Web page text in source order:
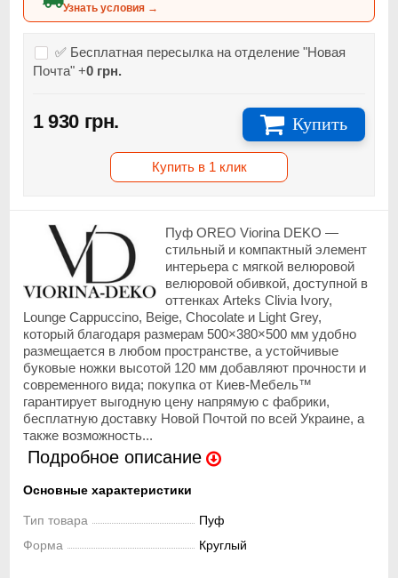
Узнать условия →
✅ Бесплатная пересылка на отделение "Новая
Почта" +0 грн.
1 930 грн. Купить
Купить в 1 клик
Пуф OREO Viorina DEKO —
стильный и компактный элемент
интерьера с мягкой велюровой
велюровой обивкой, доступной в
оттенках Arteks Clivia Ivory,
Lounge Cappuccino, Beige, Chocolate и Light Grey,
который благодаря размерам 500×380×500 мм удобно
размещается в любом пространстве, а устойчивые
буковые ножки высотой 120 мм добавляют прочности и
современного вида; покупка от Киев-Мебель™
гарантирует выгодную цену напрямую с фабрики,
бесплатную доставку Новой Почтой по всей Украине, а
также возможность...
Подробное описание
Основные характеристики
Тип товара
Пуф
Форма
Круглый